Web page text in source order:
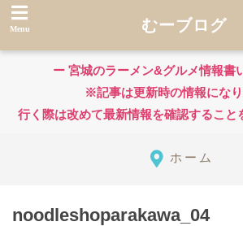
むーブログ
ー 宮城のラーメン&グルメ情報書
※記事は更新時の情報になり
行く際は改めて最新情報を確認すること
ホーム
noodleshoparakawa_04